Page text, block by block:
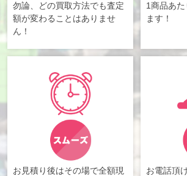
勿論、どの買取方法でも査定
額が変わることはありませ
ん！
1商品あ
ます！
お見積り後はその場で全額現
お電話頂